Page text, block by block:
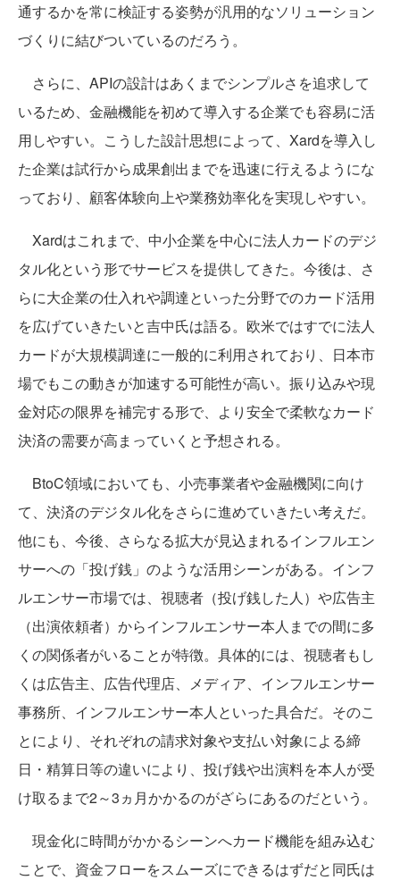
通するかを常に検証する姿勢が汎用的なソリューション
づくりに結びついているのだろう。
さらに、APIの設計はあくまでシンプルさを追求して
いるため、金融機能を初めて導入する企業でも容易に活
用しやすい。こうした設計思想によって、Xardを導入し
た企業は試行から成果創出までを迅速に行えるようにな
っており、顧客体験向上や業務効率化を実現しやすい。
Xardはこれまで、中小企業を中心に法人カードのデジ
タル化という形でサービスを提供してきた。今後は、さ
らに大企業の仕入れや調達といった分野でのカード活用
を広げていきたいと吉中氏は語る。欧米ではすでに法人
カードが大規模調達に一般的に利用されており、日本市
場でもこの動きが加速する可能性が高い。振り込みや現
金対応の限界を補完する形で、より安全で柔軟なカード
決済の需要が高まっていくと予想される。
BtoC領域においても、小売事業者や金融機関に向け
て、決済のデジタル化をさらに進めていきたい考えだ。
他にも、今後、さらなる拡大が見込まれるインフルエン
サーへの「投げ銭」のような活用シーンがある。インフ
ルエンサー市場では、視聴者（投げ銭した人）や広告主
（出演依頼者）からインフルエンサー本人までの間に多
くの関係者がいることが特徴。具体的には、視聴者もし
くは広告主、広告代理店、メディア、インフルエンサー
事務所、インフルエンサー本人といった具合だ。そのこ
とにより、それぞれの請求対象や支払い対象による締
日・精算日等の違いにより、投げ銭や出演料を本人が受
け取るまで2～3ヵ月かかるのがざらにあるのだという。
現金化に時間がかかるシーンへカード機能を組み込む
ことで、資金フローをスムーズにできるはずだと同氏は